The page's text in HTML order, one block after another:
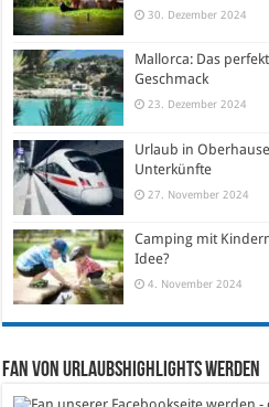
30. Dezember 2024
Mallorca: Das
Geschmack
23. Dezember 2024
Urlaub in
Unterkünfte
27. November 2024
Camping mit
Idee?
4. November 2024
Fan von Urlaubshighlights werden